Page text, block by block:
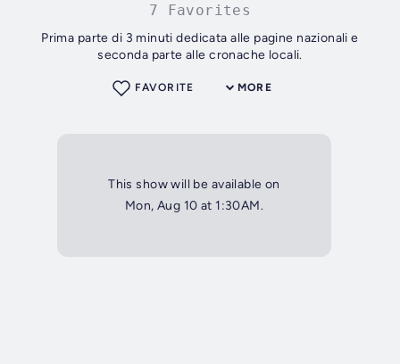
7 Favorites
Prima parte di 3 minuti dedicata alle pagine nazionali e
seconda parte alle cronache locali.
MORE
FAVORITE
This show will be available on
Mon, Aug 10 at 1:30AM.